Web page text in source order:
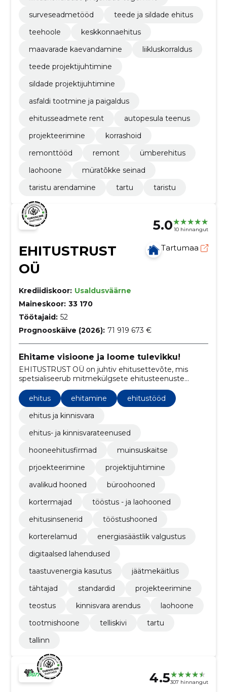
surveseadmetööd
teede ja sildade ehitus
teehoole
keskkonnaehitus
maavarade kaevandamine
liikluskorraldus
teede projektijuhtimine
sildade projektijuhtimine
asfaldi tootmine ja paigaldus
ehitusseadmete rent
autopesula teenus
projekteerimine
korrashoid
remonttööd
remont
ümberehitus
laohoone
müratõkke seinad
taristu arendamine
tartu taristu
5.0 10 hinnangut
EHITUSTRUST
OÜ
Tartumaa
Krediidiskoor: Usaldusväärne
Maineskoor: 33 170
Töötajaid: 52
Prognooskäive (2026): 71 919 673 €
Ehitame visioone ja loome tulevikku!
EHITUSTRUST OÜ on juhtiv ehitusettevõte, mis
spetsialiseerub mitmekülgsete ehitusteenuste
pakkumisele alates tööstushoonetest ja avalikest
hoonetest kuni büroohoonete ning korterelamuteni.
ehitus ehitamine
ehitustööd
ehitus ja kinnisvara
ehitus- ja kinnisvarateenused
hooneehitusfirmad
muinsuskaitse
prjoekteerimine
projektijuhtimine
avalikud hooned
büroohooned
kortermajad
tööstus - ja laohooned
ehitusinsenerid
tööstushooned
korterelamud
energiasäästlik valgustus
digitaalsed lahendused
taastuvenergia kasutus
jäätmekäitlus
tähtajad
standardid
projekteerimine
teostus
kinnisvara arendus
laohoone
tootmishoone
telliskivi
tartu
tallinn
4.5307 hinnangut